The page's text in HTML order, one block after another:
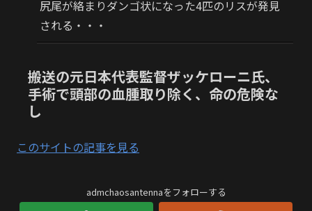
尻尾が絡まりダンゴ状になった4匹のリスが発見
される・・・
搬送の元日本代表監督ザッケローニ氏、
手術で頭部の血腫取り除く、命の危険な
し
このサイトの記事を見る
admchaosantennaをフォローする